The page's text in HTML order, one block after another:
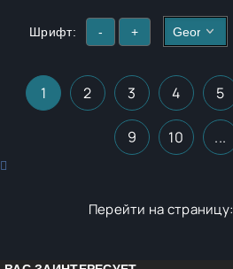
Шрифт: - +
1 2 3 4 5
9 10 ...
Перейти на страницу: